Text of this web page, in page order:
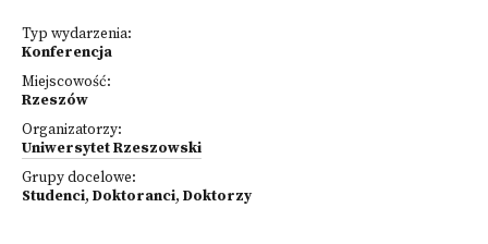
Typ wydarzenia:
Konferencja
Miejscowość:
Rzeszów
Organizatorzy:
Uniwersytet Rzeszowski
Grupy docelowe:
Studenci, Doktoranci, Doktorzy